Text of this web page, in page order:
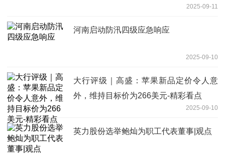
2025-09-11
河南启动防汛四级应急响应
2025-09-10
大行评级｜高盛：苹果新品定价令人意
外，维持目标价为266美元-精彩看点
2025-09-10
英力股份选举鲍灿为职工代表董事|观点